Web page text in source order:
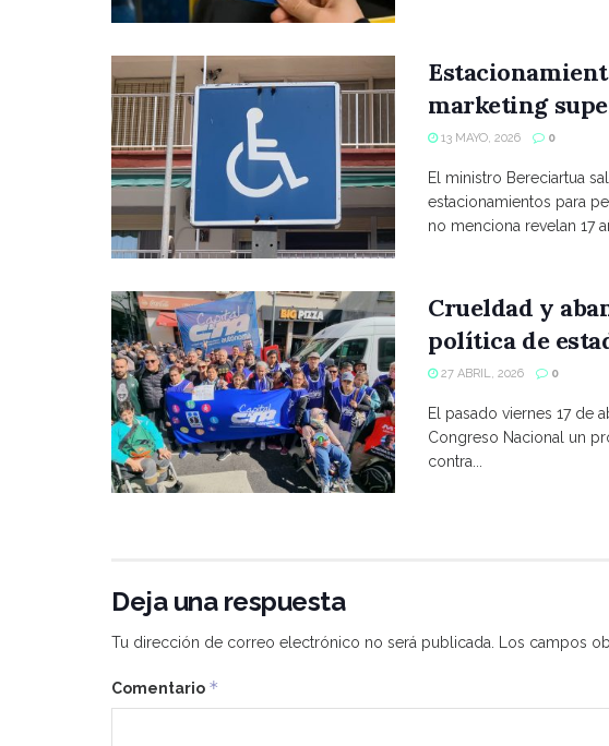
marketing
13 MAYO, 2026 0
El ministro Bereciartua
estacionamientos para
no menciona revelan 17
Crueldad y
política de
27 ABRIL, 2026 0
El pasado viernes 17 de
Congreso Nacional un
contra...
Deja una respuesta
Tu dirección de correo electrónico no será publicada. Los campos
Comentario *